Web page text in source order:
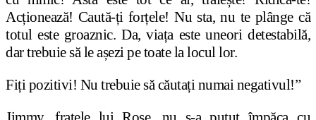
Acționează! Caută-ți forțele! Nu sta, nu te plânge că
totul este groaznic. Da, viața este uneori detestabilă,
dar trebuie să le așezi pe toate la locul lor.
Fiți pozitivi! Nu trebuie să căutați numai negativul!”